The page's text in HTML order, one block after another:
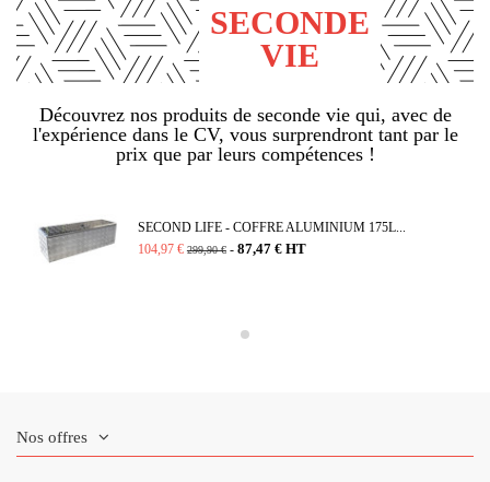
SECONDE
VIE
Découvrez nos produits de seconde vie qui, avec de
l'expérience dans le CV, vous surprendront tant par le
prix que par leurs compétences !
SECOND LIFE - COFFRE ALUMINIUM 175L...
104,97 € 299,90 € - 87,47 € HT
Nos offres